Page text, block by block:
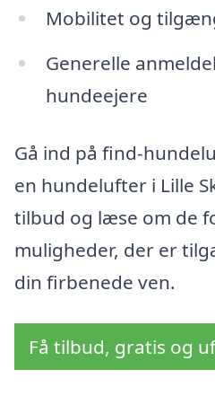
Mobilitet og
Generelle
hundeejere
Gå ind på find-
en hundelufter i Lille
tilbud og læse om de
muligheder, der er
din firbenede ven.
Få tilbud, gratis og